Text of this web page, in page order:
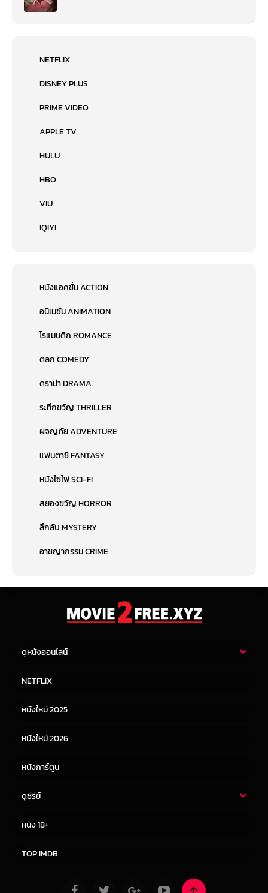
NETFLIX
DISNEY PLUS
PRIME VIDEO
APPLE TV
HULU
HBO
VIU
IQIYI
หนังแอคชั่น ACTION
อนิเมชั่น ANIMATION
โรแมนติก ROMANCE
ตลก COMEDY
ดราม่า DRAMA
ระทึกขวัญ THRILLER
ผจญภัย ADVENTURE
แฟนตาซี FANTASY
หนังไซไฟ SCI-FI
สยองขวัญ HORROR
ลึกลับ MYSTERY
อาชญากรรม CRIME
ดูหนังออนไลน์
หนังจีน
NETFLIX
หนังใหม่ 2025
หนังใหม่ 2026
หนังการ์ตูน
ดูซีรีย์
หนัง 18+
TOP IMDB